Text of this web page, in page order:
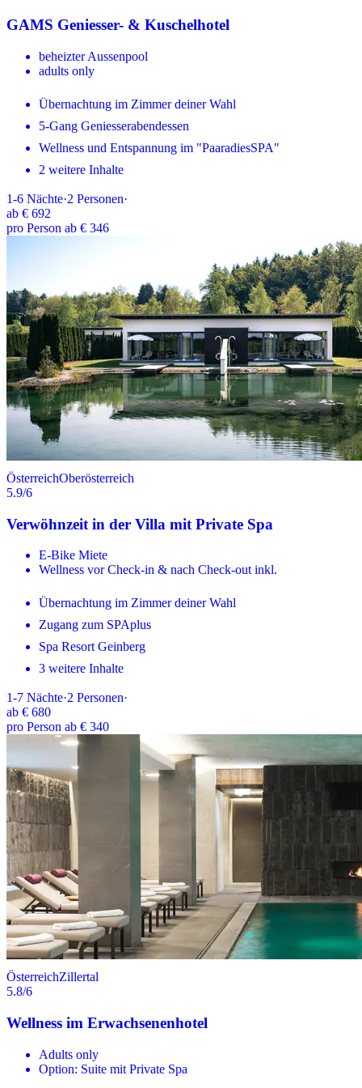
GAMS Geniesser- & Kuschelhotel
beheizter Aussenpool
adults only
Übernachtung im Zimmer deiner Wahl
5-Gang Geniesserabendessen
Wellness und Entspannung im "PaaradiesSPA"
2 weitere Inhalte
1-6 Nächte·2 Personen·
ab € 692
pro Person ab € 346
ÖsterreichOberösterreich
5.9/6
Verwöhnzeit in der Villa mit Private Spa
E-Bike Miete
Wellness vor Check-in & nach Check-out inkl.
Übernachtung im Zimmer deiner Wahl
Zugang zum SPAplus
Spa Resort Geinberg
3 weitere Inhalte
1-7 Nächte·2 Personen·
ab € 680
pro Person ab € 340
ÖsterreichZillertal
5.8/6
Wellness im Erwachsenenhotel
Adults only
Option: Suite mit Private Spa